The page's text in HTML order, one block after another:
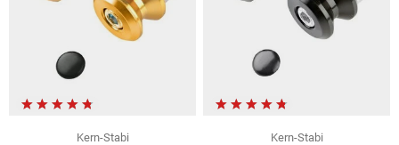
Kern-Stabi
Kern-Stabi